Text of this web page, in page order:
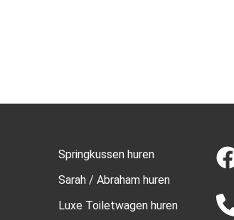
Springkussen huren
Sarah / Abraham huren
Luxe Toiletwagen huren